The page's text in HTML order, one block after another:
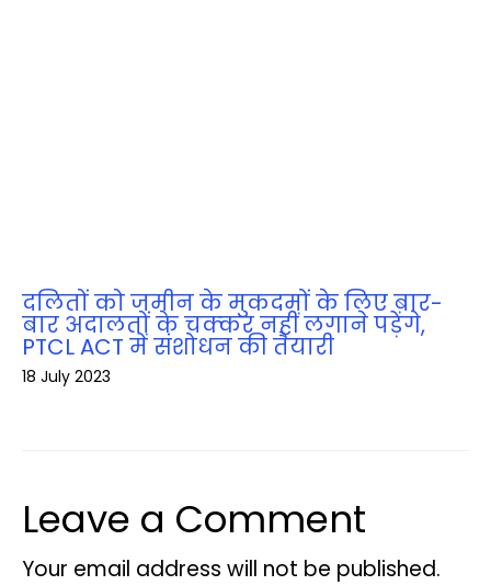
दलितों को जमीन के मुकदमों के लिए बार-
बार अदालतों के चक्‍कर नहीं लगाने पड़ेंगे,
PTCL ACT में संशोधन की तैयारी
18 July 2023
Leave a Comment
Your email address will not be published.